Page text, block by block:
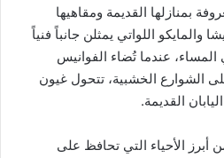
بمنازلها القديمة ومقاهيها
والمايكو اللواتي يمثلن جانباً فنياً
المساء، عندما تُضاء الفوانيس
الشوارع الخشبية، تتحول غيون
القديمة.
أبرز الأحياء التي تحافظ على